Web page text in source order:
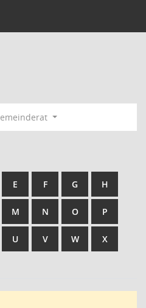
E F G H
M N O P
U V W X